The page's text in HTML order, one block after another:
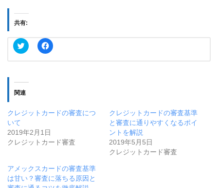
共有:
ク
リ
T
w
i
e
共
有
(
い
ウ
ィ
ン
F
a
す
は
ク
て
く
だ
関連
クレジットカードの審査につ
いて
2019年2月1日
クレジットカード審査
クレジットカードの審査基準
と審査に通りやすくなるポイ
ントを解説
2019年5月5日
クレジットカード審査
アメックスカードの審査基準
は甘い？審査に落ちる原因と